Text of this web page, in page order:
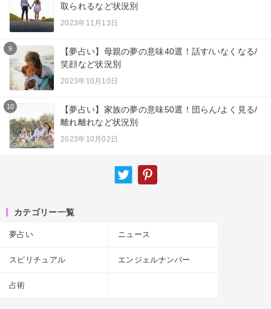
取られるなど状況別
2023年11月13日
9
【夢占い】母親の夢の意味40選！話す/いなくなる/
笑顔など状況別
2023年10月10日
10
【夢占い】家族の夢の意味50選！団らん/よく見る/
離れ離れなど状況別
2023年10月02日
カテゴリー一覧
夢占い ニュース
スピリチュアル エンジェルナンバー
占術